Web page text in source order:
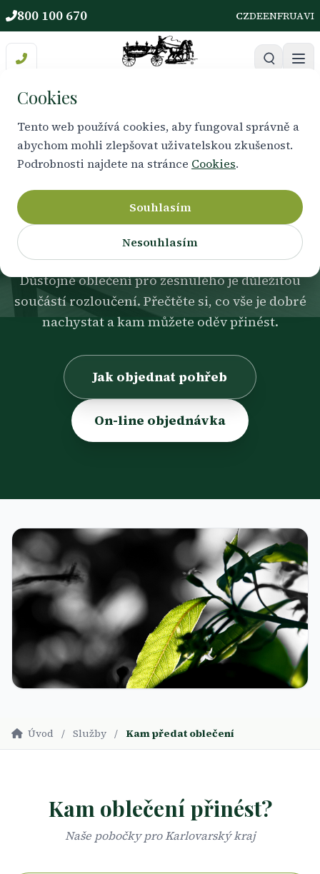
800 100 670 CZDEENFRUAVI
PRAKTICKÉ INFORMACE
Kam a kdy předat
oblečení
Důstojné oblečení pro zesnulého je důležitou
součástí rozloučení. Přečtěte si, co vše je dobré
nachystat a kam můžete oděv přinést.
Jak objednat pohřeb
On-line objednávka
Úvod / Služby / Kam předat oblečení
Kam oblečení přinést?
Naše pobočky pro Karlovarský kraj
Cookies
Tento web používá cookies, aby fungoval správně a
abychom mohli zlepšovat uživatelskou zkušenost.
Podrobnosti najdete na stránce Cookies.
Souhlasím
Nesouhlasím